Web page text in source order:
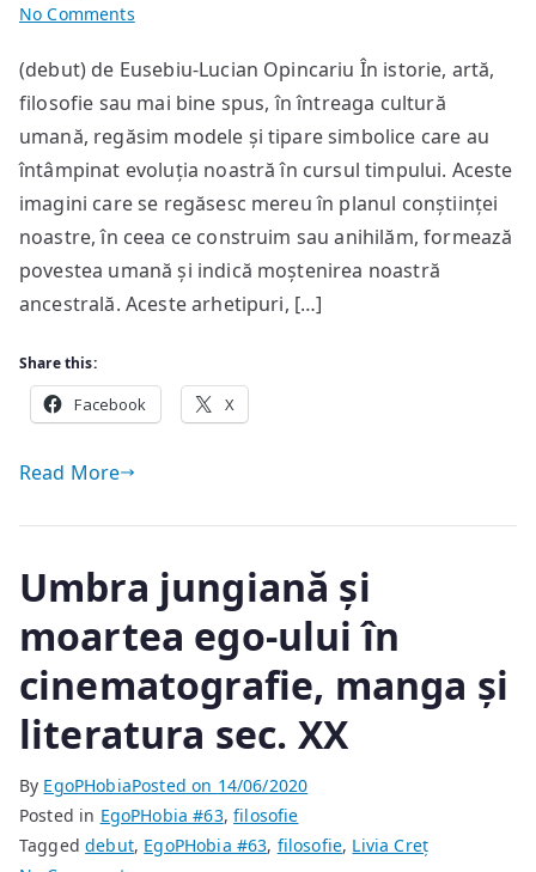
No Commentson
tarot
și
arhetipuri
(debut) de Eusebiu-Lucian Opincariu În istorie, artă,
filosofie sau mai bine spus, în întreaga cultură
umană, regăsim modele și tipare simbolice care au
întâmpinat evoluția noastră în cursul timpului. Aceste
imagini care se regăsesc mereu în planul conștiinței
noastre, în ceea ce construim sau anihilăm, formează
povestea umană și indică moștenirea noastră
ancestrală. Aceste arhetipuri, […]
Share this:
Facebook X
Read More
Umbra jungiană și
moartea ego-ului în
cinematografie, manga și
literatura sec. XX
By EgoPHobiaPosted on 14/06/2020
Posted in EgoPHobia #63,filosofie
Taggeddebut, EgoPHobia #63, filosofie, Livia Creț